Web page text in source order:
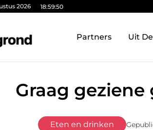
2026 18:59:52
Partners Uit
Graag
Eten en drinken